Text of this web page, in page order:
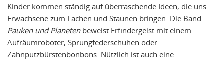
Kinder kommen ständig auf überraschende Ideen, die uns
Erwachsene zum Lachen und Staunen bringen. Die Band
Pauken und Planetenbeweist Erfindergeist mit einem
Aufräumroboter, Sprungfederschuhen oder
Zahnputzbürstenbonbons. Nützlich ist auch eine